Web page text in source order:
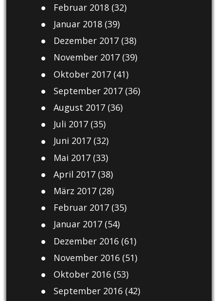
Februar 2018(32)
Januar 2018(39)
Dezember 2017(38)
November 2017(39)
Oktober 2017(41)
September 2017(36)
August 2017(36)
Juli 2017(35)
Juni 2017(32)
Mai 2017(33)
April 2017(38)
März 2017(28)
Februar 2017(35)
Januar 2017(54)
Dezember 2016(61)
November 2016(51)
Oktober 2016(53)
September 2016(42)